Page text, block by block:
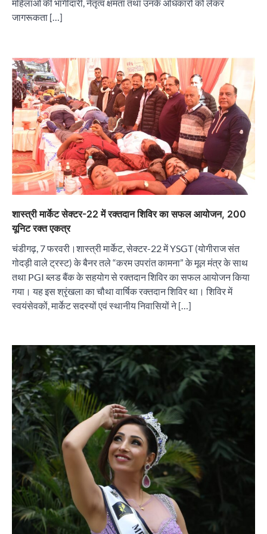
महिलाओं की भागीदारी, नेतृत्व क्षमता तथा उनके अधिकारों को लेकर
जागरूकता […]
शास्त्री मार्केट सेक्टर-22 में रक्तदान शिविर का सफल आयोजन, 200
यूनिट रक्त एकत्र
चंडीगढ़, 7 फरवरी।शास्त्री मार्केट, सेक्टर-22 में YSGT (योगीराज संत
गोदड़ी वाले ट्रस्ट) के बैनर तले “करम उपरांत कामना” के मूल मंत्र के साथ
तथा PGI ब्लड बैंक के सहयोग से रक्तदान शिविर का सफल आयोजन किया
गया। यह इस श्रृंखला का चौथा वार्षिक रक्तदान शिविर था। शिविर में
स्वयंसेवकों, मार्केट सदस्यों एवं स्थानीय निवासियों ने […]